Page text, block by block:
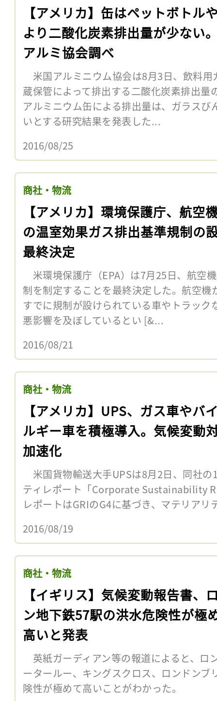
【アメリカ】缶はペットボトル
より二酸化炭素排出量が少ない
アルミ協会調べ
米国アルミニウム協会は8月3日、飲料用
蔵保管によって排出する二酸化炭素排出量
アルミニウム缶による排出量は、ガラス
いとする研究結果を発表した...
2016/08/25
商社・物流
【アメリカ】環境保護庁、航空
の温室効果ガス排出基準規制の
最終決定
米環境保護庁（EPA）は7月25日、航空
制を制定することを最終決定した。航空
すでに規制が設けられている車やトラック
悪影響を及ぼしているとい [&...
2016/08/21
商社・物流
【アメリカ】UPS、ガス車やバ
ルギー車を積極導入。気候変動
加速化
米国貨物輸送大手UPSは8月2日、同社の
ティレポート「Corporate Sustainability
レポートはGRIのG4に基づき、マテリア
2016/08/19
商社・物流
【イギリス】気候変動報告書、
ン地下鉄57駅の洪水危険性が極
高いと発表
英紙ガーディアン等の報道によると、ロ
ータールー、キングスクロス、ロンドンブ
険性が極めて高いことがわかった。